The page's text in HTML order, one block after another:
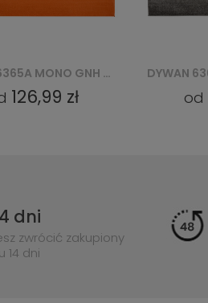
DYWAN 6365A DARK MONO GNJ - SZARY
126,99 zł od
dni
zwrócić zakupiony
14 dni